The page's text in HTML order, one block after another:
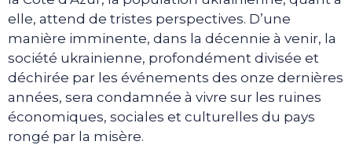
elle, attend de tristes perspectives. D’une
manière imminente, dans la décennie à venir, la
société ukrainienne, profondément divisée et
déchirée par les événements des onze dernières
années, sera condamnée à vivre sur les ruines
économiques, sociales et culturelles du pays
rongé par la misère.